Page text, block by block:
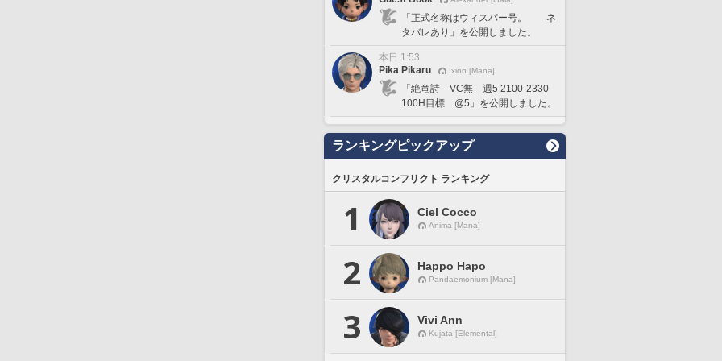
「正式名称はウィスパー号。 ネ
タバレあり」を公開しました。
本日 1:53
Pika Pikaru
Ixion [Mana]
「絶竜詩 VC無 週5 2100-2330
100H目標 @5」を公開しました。
ランキングピックアップ
クリスタルコンフリクト ランキング
1 Ciel Cocco
Anima [Mana]
2 Happo Hapo
Pandaemonium [Mana]
3 Vivi Ann
Kujata [Elemental]